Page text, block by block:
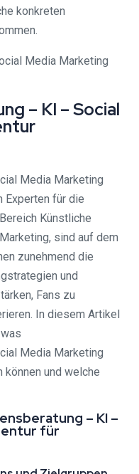
konkreten
– KI – Social
Media Marketing
Experten für die
Künstliche
sind auf dem
zunehmend die
und
Fans zu
In diesem Artikel
Media Marketing
und welche
– KI –
für